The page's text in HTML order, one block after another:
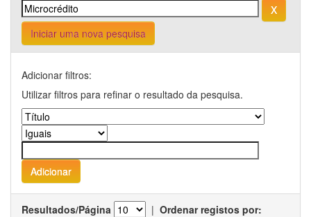
Iniciar uma nova pesquisa
Adicionar filtros:
Utilizar filtros para refinar o resultado da pesquisa.
Resultados/Página | Ordenar registos por: